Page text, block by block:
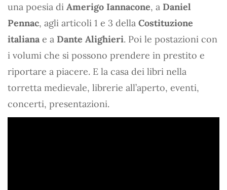
una poesia di Amerigo Iannacone, a Daniel
Pennac, agli articoli 1 e 3 della Costituzione
italiana e a Dante Alighieri. Poi le postazioni con
i volumi che si possono prendere in prestito e
riportare a piacere. E la casa dei libri nella
torretta medievale, librerie all’aperto, eventi,
concerti, presentazioni.